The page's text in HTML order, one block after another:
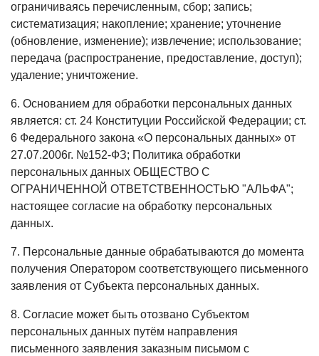
ограничиваясь перечисленным, сбор; запись;
систематизация; накопление; хранение; уточнение
(обновление, изменение); извлечение; использование;
передача (распространение, предоставление, доступ);
удаление; уничтожение.
6. Основанием для обработки персональных данных
является: ст. 24 Конституции Российской Федерации; ст.
6 Федерального закона «О персональных данных» от
27.07.2006г. №152-ФЗ; Политика обработки
персональных данных ОБЩЕСТВО С
ОГРАНИЧЕННОЙ ОТВЕТСТВЕННОСТЬЮ "АЛЬФА";
настоящее согласие на обработку персональных
данных.
7. Персональные данные обрабатываются до момента
получения Оператором соответствующего письменного
заявления от Субъекта персональных данных.
8. Согласие может быть отозвано Субъектом
персональных данных путём направления
письменного заявления заказным письмом с